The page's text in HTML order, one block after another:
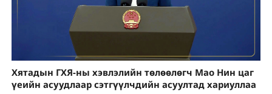
Хятадын ГХЯ-ны хэвлэлийн төлөөлөгч Мао Нин цаг
үеийн асуудлаар сэтгүүлчдийн асуултад хариуллаа